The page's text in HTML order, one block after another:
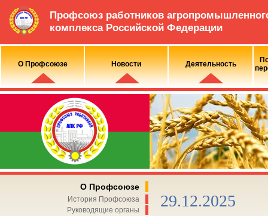
Профсоюз работников
комплекса Российской Федерации
О Профсоюзе Новости Деятельность
О Профсоюзе
История Профсоюза
Руководящие органы
29.12.2025